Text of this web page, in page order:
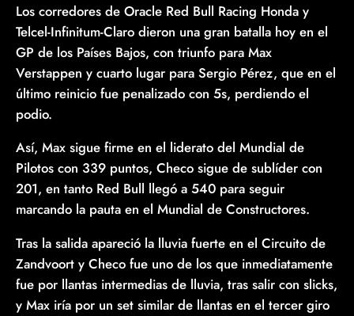
Los corredores de Oracle Red Bull Racing Honda y
Telcel-Infinitum-Claro dieron una gran batalla hoy en el
GP de los Países Bajos, con triunfo para Max
Verstappen y cuarto lugar para Sergio Pérez, que en el
último reinicio fue penalizado con 5s, perdiendo el
podio.
Así, Max sigue firme en el liderato del Mundial de
Pilotos con 339 puntos, Checo sigue de sublíder con
201, en tanto Red Bull llegó a 540 para seguir
marcando la pauta en el Mundial de Constructores.
Tras la salida apareció la lluvia fuerte en el Circuito de
Zandvoort y Checo fue uno de los que inmediatamente
fue por llantas intermedias de lluvia, tras salir con slicks,
y Max iría por un set similar de llantas en el tercer giro